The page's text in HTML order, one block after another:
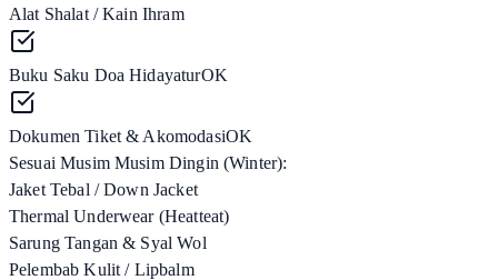
Alat Shalat / Kain Ihram
Buku Saku Doa HidayaturOK
Dokumen Tiket & AkomodasiOK
Sesuai MusimMusim Dingin (Winter):
Jaket Tebal / Down Jacket
Thermal Underwear (Heatteat)
Sarung Tangan & Syal Wol
Pelembab Kulit / Lipbalm